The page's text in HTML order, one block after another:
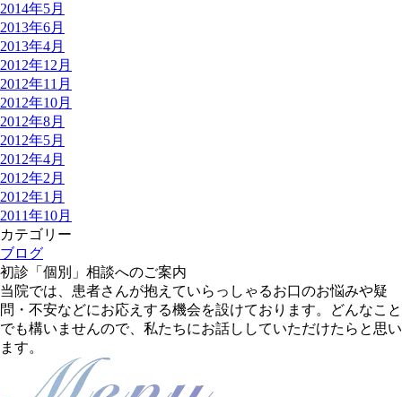
2014年5月
2013年6月
2013年4月
2012年12月
2012年11月
2012年10月
2012年8月
2012年5月
2012年4月
2012年2月
2012年1月
2011年10月
カテゴリー
ブログ
初診「個別」相談へのご案内
当院では、患者さんが抱えていらっしゃるお口のお悩みや疑
問・不安などにお応えする機会を設けております。どんなこと
でも構いませんので、私たちにお話ししていただけたらと思い
ます。